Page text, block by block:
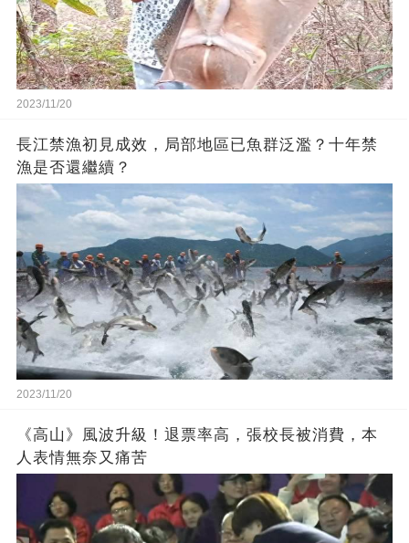
2023/11/20
長江禁漁初見成效，局部地區已魚群泛濫？十年禁
漁是否還繼續？
2023/11/20
《高山》風波升級！退票率高，張校長被消費，本
人表情無奈又痛苦